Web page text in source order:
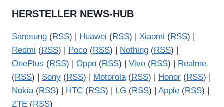
HERSTELLER NEWS-HUB
Samsung (RSS) | Huawei (RSS) | Xiaomi (RSS) |
Redmi (RSS) | Poco (RSS) | Nothing (RSS) |
OnePlus (RSS) | Oppo (RSS) | Vivo (RSS) |
Realme
(RSS) | Sony (RSS) | Motorola(RSS) | Honor (RSS) |
Nokia(RSS) | HTC (RSS) | LG (RSS) | Apple (RSS) |
ZTE (RSS)